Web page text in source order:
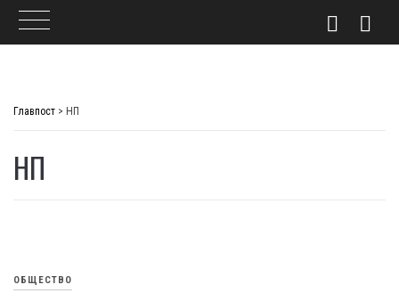
Главпост > НП
НП
ОБЩЕСТВО